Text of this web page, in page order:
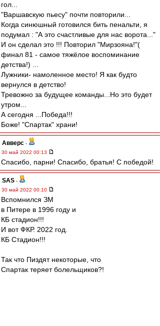
гол...
"Варшавскую пьесу" почти повторили...
Когда синюшный готовился бить пенальти, я
подумал : "А это счастливые для нас ворота..."
И он сделал это !!! Повторил "Мирзояна!"(
финал 81 - самое тяжёлое воспоминание
детства!) ...
Лужники- намоленное место! Я как будто
вернулся в детство!
Тревожно за будущее команды...Но это будет
утром...
А сегодня ...Победа!!!
Боже! "Спартак" храни!
Авверс -
30 май 2022 00:13
Спасибо, парни! Спасибо, братья! С победой!
SAS -
30 май 2022 00:10
Вспомнился ЗМ
в Питере в 1996 году и
КБ стадион!!!
И вот ФКР. 2022 год.
КБ Стадион!!!
Так что Пиздят некоторые, что
Спартак теряет болельщиков?!